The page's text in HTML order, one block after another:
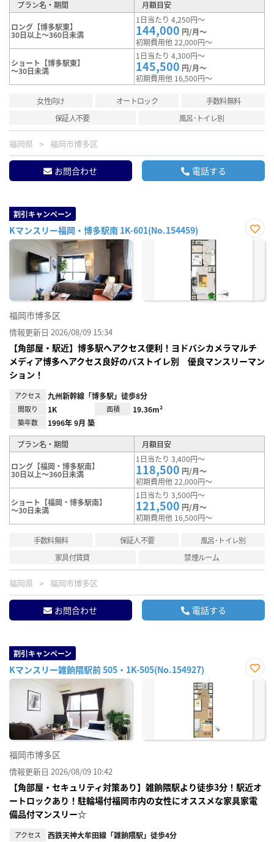
プラン名・期間 月額目安
ロング【博多駅東】
30日以上～360日未満
1日当たり 4,250円～
144,000 円/月～
初期費用他 22,000円～
ショート【博多駅東】
～30日未満
1日当たり 4,300円～
145,500 円/月～
初期費用他 16,500円～
女性向け オートロック
手数料無料
保証人不要
風呂･トイレ別
福岡県 福岡市博多区
お問合わせ 電話する
割引キャンペーン
Kマンスリー福岡・博多駅南 1K-601(No.154459)
お気
福岡市博多区
情報更新日 2026/08/09 15:34
【角部屋・駅近】博多駅へアクセス便利！ヨドバシカメラマルチ
メディア博多へアクセス良好のバストイレ別 優良マンスリーマン
ション！
アクセス 九州新幹線「博多駅」徒歩8分
間取り 1K 面積 19.36m²
築年数 1996年 9月 築
プラン名・期間 月額目安
ロング【福岡・博多駅南】
30日以上～360日未満
1日当たり 3,400円～
118,500 円/月～
初期費用他 22,000円～
ショート【福岡・博多駅南】
～30日未満
1日当たり 3,500円～
121,500 円/月～
初期費用他 16,500円～
手数料無料 保証人不要
風呂･トイレ別
家具付賃貸
禁煙ルーム
福岡県 福岡市博多区
お問合わせ 電話する
割引キャンペーン
Kマンスリー雑餉隈駅前 505・1K-505(No.154927)
お気
福岡市博多区
情報更新日 2026/08/09 10:42
【角部屋・セキュリティ対策あり】雑餉隈駅より徒歩3分！駅近オ
ートロックあり！駐輪場付福岡市内の女性にオススメな家具家電
備品付マンスリー☆
アクセス 西鉄天神大牟田線「雑餉隈駅」徒歩4分